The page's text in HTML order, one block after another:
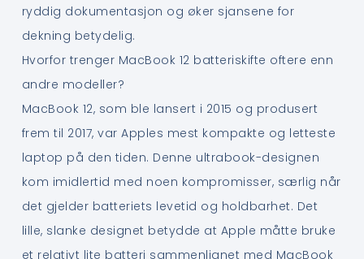
ryddig dokumentasjon og øker sjansene for
dekning betydelig.
Hvorfor trenger MacBook 12 batteriskifte oftere enn
andre modeller?
MacBook 12, som ble lansert i 2015 og produsert
frem til 2017, var Apples mest kompakte og letteste
laptop på den tiden. Denne ultrabook-designen
kom imidlertid med noen kompromisser, særlig når
det gjelder batteriets levetid og holdbarhet. Det
lille, slanke designet betydde at Apple måtte bruke
et relativt lite batteri sammenlignet med MacBook